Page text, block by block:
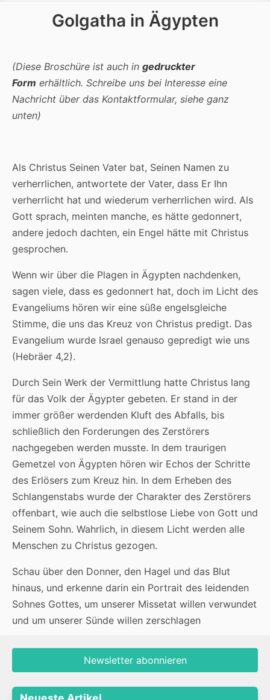
Golgatha in Ägypten
(Diese Broschüre ist auch in gedruckter
Form erhältlich. Schreibe uns bei Interesse eine
Nachricht über das Kontaktformular, siehe ganz
unten)
Als Christus Seinen Vater bat, Seinen Namen zu
verherrlichen, antwortete der Vater, dass Er Ihn
verherrlicht hat und wiederum verherrlichen wird. Als
Gott sprach, meinten manche, es hätte gedonnert,
andere jedoch dachten, ein Engel hätte mit Christus
gesprochen.
Wenn wir über die Plagen in Ägypten nachdenken,
sagen viele, dass es gedonnert hat, doch im Licht des
Evangeliums hören wir eine süße engelsgleiche
Stimme, die uns das Kreuz von Christus predigt. Das
Evangelium wurde Israel genauso gepredigt wie uns
(Hebräer 4,2).
Durch Sein Werk der Vermittlung hatte Christus lang
für das Volk der Ägypter gebeten. Er stand in der
immer größer werdenden Kluft des Abfalls, bis
schließlich den Forderungen des Zerstörers
nachgegeben werden musste. In dem traurigen
Gemetzel von Ägypten hören wir Echos der Schritte
des Erlösers zum Kreuz hin. In dem Erheben des
Schlangenstabs wurde der Charakter des Zerstörers
offenbart, wie auch die selbstlose Liebe von Gott und
Seinem Sohn. Wahrlich, in diesem Licht werden alle
Menschen zu Christus gezogen.
Schau über den Donner, den Hagel und das Blut
hinaus, und erkenne darin ein Portrait des leidenden
Sohnes Gottes, um unserer Missetat willen verwundet
und um unserer Sünde willen zerschlagen
Newsletter abonnieren